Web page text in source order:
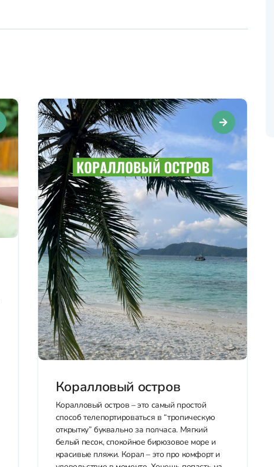
Коралловый остров
Коралловый остров – это самый простой
способ телепортироваться в “тропическую
открытку” буквально за полчаса. Мягкий
белый песок, спокойное бирюзовое море и
красивые пляжи. Корал – это про комфорт и